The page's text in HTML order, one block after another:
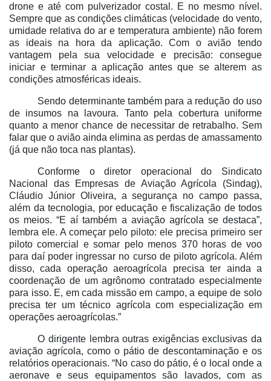
drone e até com pulverizador costal. E no mesmo nível.
Sempre que as condições climáticas (velocidade do vento,
umidade relativa do ar e temperatura ambiente) não forem
as ideais na hora da aplicação. Com o avião tendo
vantagem pela sua velocidade e precisão: consegue
iniciar e terminar a aplicação antes que se alterem as
condições atmosféricas ideais.
Sendo determinante também para a redução do uso
de insumos na lavoura. Tanto pela cobertura uniforme
quanto a menor chance de necessitar de retrabalho. Sem
falar que o avião ainda elimina as perdas de amassamento
(já que não toca nas plantas).
Conforme o diretor operacional do Sindicato
Nacional das Empresas de Aviação Agrícola (Sindag),
Cláudio Júnior Oliveira, a segurança no campo passa,
além da tecnologia, por educação e fiscalização de todos
os meios. “E aí também a aviação agrícola se destaca”,
lembra ele. A começar pelo piloto: ele precisa primeiro ser
piloto comercial e somar pelo menos 370 horas de voo
para daí poder ingressar no curso de piloto agrícola. Além
disso, cada operação aeroagrícola precisa ter ainda a
coordenação de um agrônomo contratado especialmente
para isso. E, em cada missão em campo, a equipe de solo
precisa ter um técnico agrícola com especialização em
operações aeroagrícolas.”
O dirigente lembra outras exigências exclusivas da
aviação agrícola, como o pátio de descontaminação e os
relatórios operacionais. “No caso do pátio, é o local onde a
aeronave e seus equipamentos são lavados, com as